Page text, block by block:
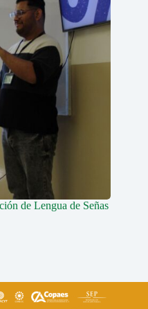
de Lengua de Señas